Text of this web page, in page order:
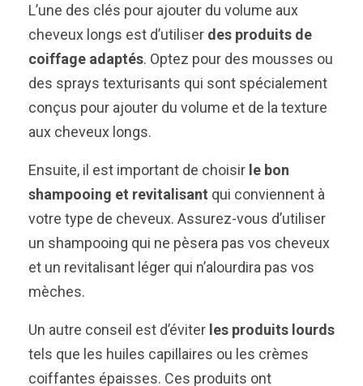
L’une des clés pour ajouter du volume aux
cheveux longs est d’utiliser des produits de
coiffage adaptés. Optez pour des mousses ou
des sprays texturisants qui sont spécialement
conçus pour ajouter du volume et de la texture
aux cheveux longs.
Ensuite, il est important de choisir le bon
shampooing et revitalisant qui conviennent à
votre type de cheveux. Assurez-vous d’utiliser
un shampooing qui ne pèsera pas vos cheveux
et un revitalisant léger qui n’alourdira pas vos
mèches.
Un autre conseil est d’éviter les produits lourds
tels que les huiles capillaires ou les crèmes
coiffantes épaisses. Ces produits ont